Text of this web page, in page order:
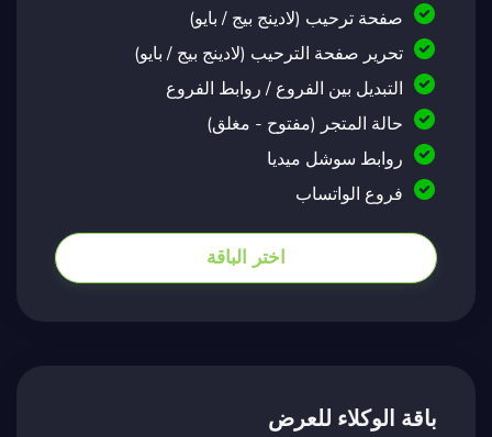
صفحة ترحيب (لادينج بيج / بايو)
تحرير صفحة الترحيب (لادينج بيج / بايو)
التبديل بين الفروع / روابط الفروع
حالة المتجر (مفتوح - مغلق)
روابط سوشل ميديا
فروع الواتساب
اختر الباقة
باقة الوكلاء للعرض